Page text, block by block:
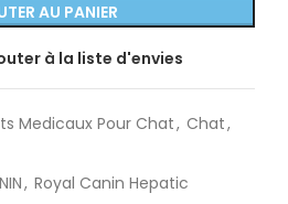
AU PANIER
à la liste d'envies
Medicaux Pour Chat, Chat,
, Royal Canin Hepatic